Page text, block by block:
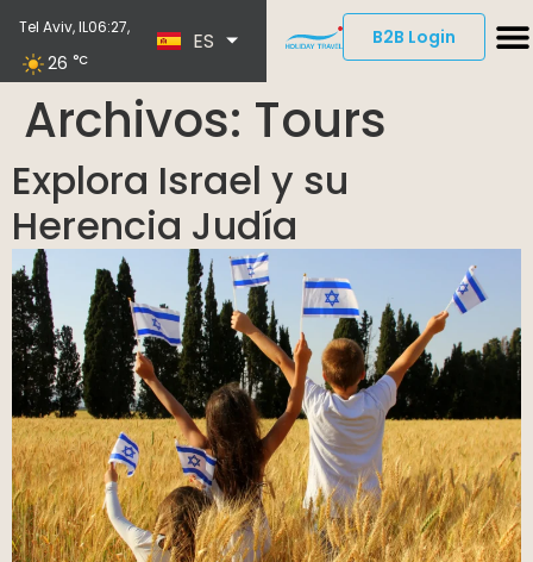
Tel Aviv, IL06:27,
26 °C
ESDE
B2B Login
Archivos: Tours
Explora Israel y su
Herencia Judía